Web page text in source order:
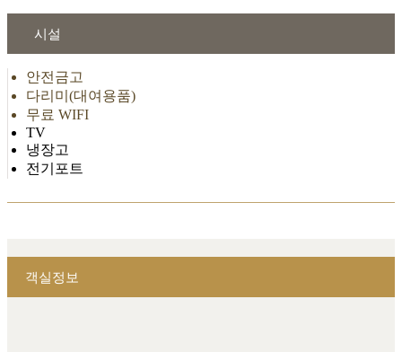
시설
안전금고
다리미(대여용품)
무료 WIFI
TV
냉장고
전기포트
객실정보